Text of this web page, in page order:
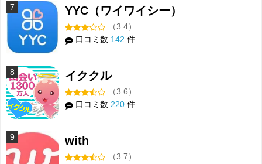
7 YYC（ワイワイシー）
（3.4）
口コミ数 142 件
8 イククル
（3.6）
口コミ数 220 件
9 with
（3.7）